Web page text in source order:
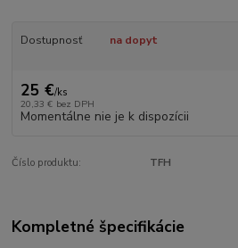
Dostupnosť na dopyt
25 €/ks
20,33 € bez DPH
Momentálne nie je k dispozícii
Číslo produktu: TFH
Kompletné špecifikácie